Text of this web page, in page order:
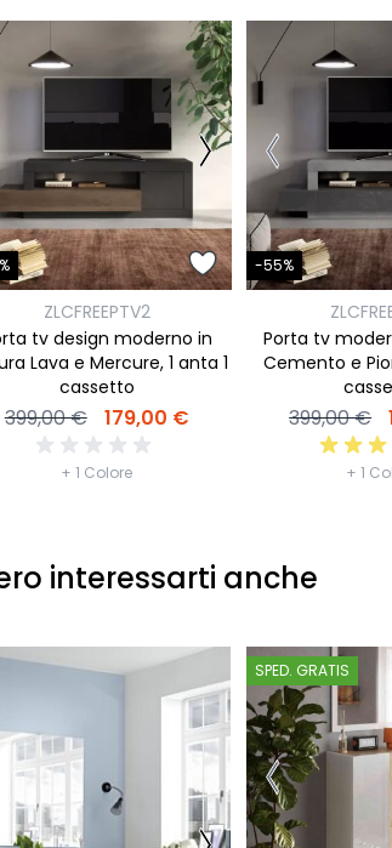
ZLCFREEPTV2
tv design moderno in
Lava e Mercure, 1 anta 1
cassetto
399,00 € 179,00 €
+ 1 Colore
-55%
Porta tv
Cemento e
399,00 €
+ 1
interessarti anche
SPED. GRATIS